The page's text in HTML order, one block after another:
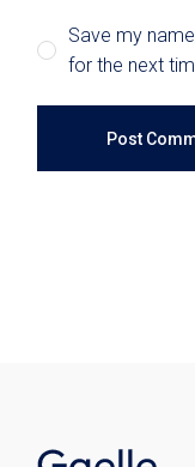
Save my
for the next
Post